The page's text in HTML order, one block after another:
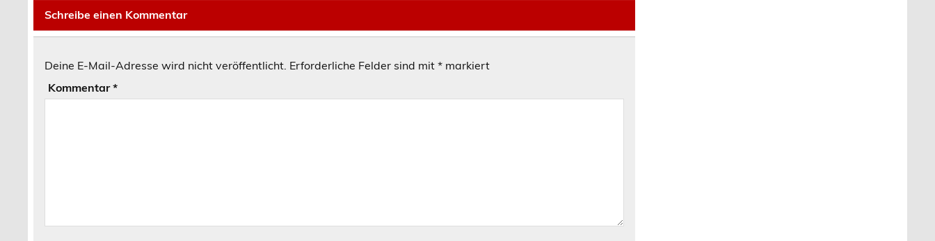
Schreibe einen Kommentar
Deine E-Mail-Adresse wird nicht veröffentlicht. Erforderliche Felder sind mit* markiert
Kommentar*